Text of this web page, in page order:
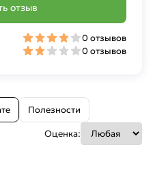
Полезности
Оценка:
отзыв
0 отзывов
0 отзывов